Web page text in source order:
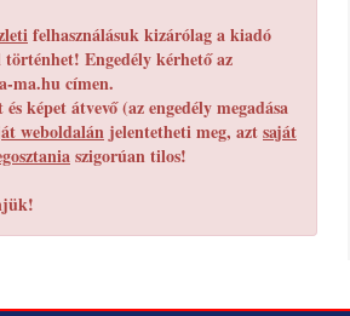
felhasználásuk kizárólag a kiadó
történhet! Engedély kérhető az
ma.hu címen.
képet átvevő (az engedély megadása
weboldalán jelentetheti meg, aztsaját
szigorúan tilos!